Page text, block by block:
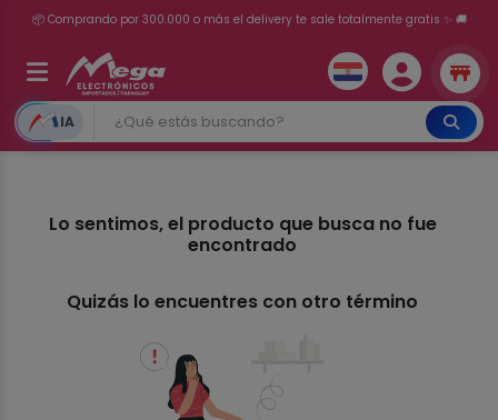
📦 Comprando por 300.000 o más el delivery te sale totalmente gratis ✨ 🚚
💳 ¡HASTA 24 CUOTAS SIN INTERÉS con tarjetas adheridas!
IA
Lo sentimos, el producto que busca no fue
encontrado
Quizás lo encuentres con otro término